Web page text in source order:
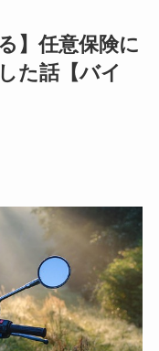
】任意保険に
た話【バイ